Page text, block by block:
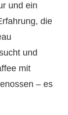
und ein
die
und
mit
– es